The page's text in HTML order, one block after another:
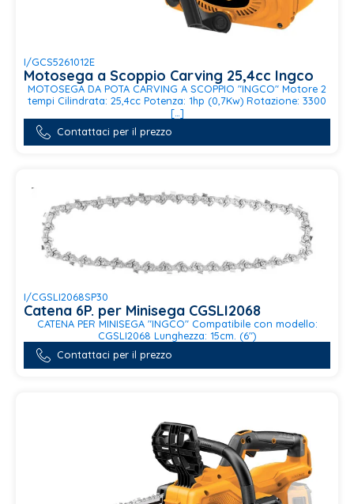
I/GCS5261012E
Motosega a Scoppio Carving 25,4cc Ingco
MOTOSEGA DA POTA CARVING A SCOPPIO "INGCO" Motore 2
tempi Cilindrata: 25,4cc Potenza: 1hp (0,7Kw) Rotazione: 3300
[…]
Contattaci per il prezzo
I/CGSLI2068SP30
Catena 6P. per Minisega CGSLI2068
CATENA PER MINISEGA "INGCO" Compatibile con modello:
CGSLI2068 Lunghezza: 15cm. (6")
Contattaci per il prezzo